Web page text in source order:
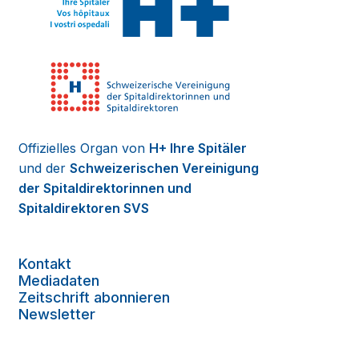
Offizielles Organ von H+ Ihre Spitäler
und der Schweizerischen Vereinigung
der Spitaldirektorinnen und
Spitaldirektoren SVS
Kontakt
Mediadaten
Zeitschrift abonnieren
Newsletter